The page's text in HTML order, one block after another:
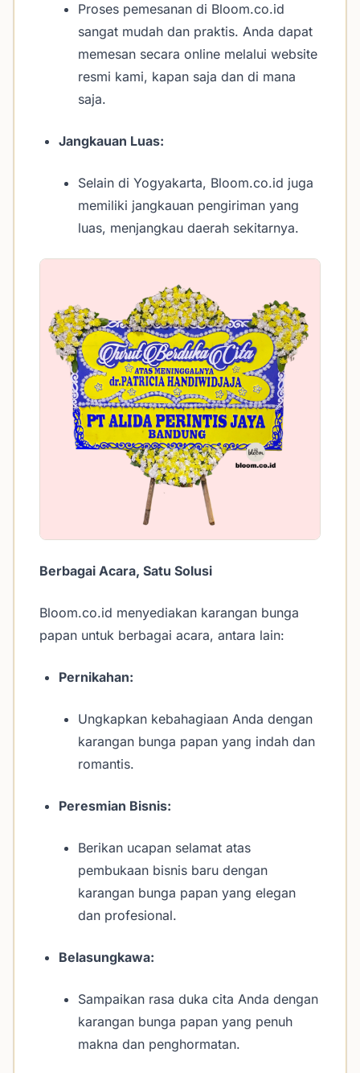
Proses pemesanan di Bloom.co.id
sangat mudah dan praktis. Anda dapat
memesan secara online melalui website
resmi kami, kapan saja dan di mana
saja.
Jangkauan Luas:
Selain di Yogyakarta, Bloom.co.id juga
memiliki jangkauan pengiriman yang
luas, menjangkau daerah sekitarnya.
Berbagai Acara, Satu Solusi
Bloom.co.id menyediakan karangan bunga
papan untuk berbagai acara, antara lain:
Pernikahan:
Ungkapkan kebahagiaan Anda dengan
karangan bunga papan yang indah dan
romantis.
Peresmian Bisnis:
Berikan ucapan selamat atas
pembukaan bisnis baru dengan
karangan bunga papan yang elegan
dan profesional.
Belasungkawa:
Sampaikan rasa duka cita Anda dengan
karangan bunga papan yang penuh
makna dan penghormatan.